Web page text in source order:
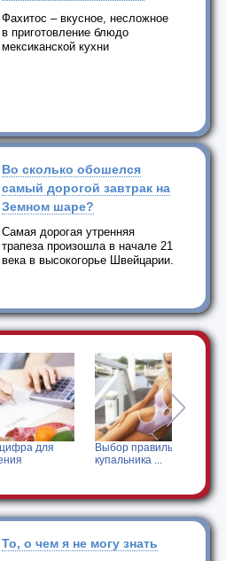
Фахитос – вкусное, несложное
в приготовление блюдо
мексиканской кухни
Во сколько обошелся
самый дорогой завтрак на
Земном шаре?
Самая дорогая утренняя
трапеза произошла в начале 21
века в высокогорье Швейцарии.
Выбор правильного
купальника ...
Зеркальный Look
То, о чем я не могу знать